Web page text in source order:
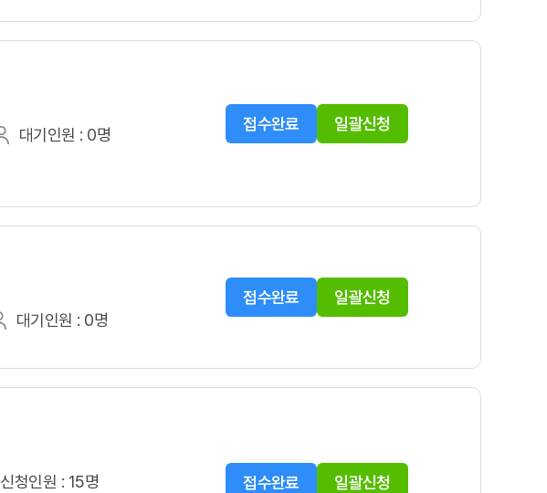
대기인원 : 0명
접수완료 일괄신청
대기인원 : 0명
접수완료 일괄신청
신청인원 : 15명 접수완료 일괄신청